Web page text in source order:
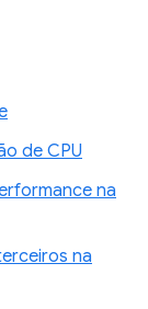
de CPU
na
na